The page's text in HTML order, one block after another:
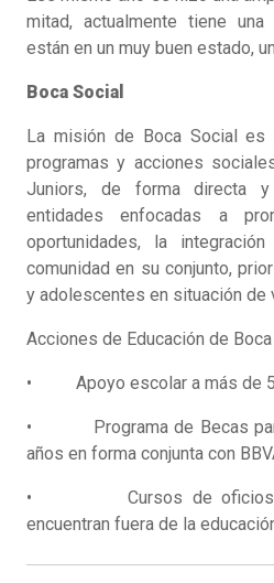
mitad, actualmente tiene
están en un muy buen estado,
Boca Social
La misión de Boca Social es
programas y acciones
Juniors, de forma directa
entidades enfocadas a
oportunidades, la
comunidad en su conjunto,
y adolescentes en situación de
Acciones de Educación de Boca
• Apoyo escolar a más de
• Programa de Becas
años en forma conjunta con
• Cursos de oficios
encuentran fuera de la